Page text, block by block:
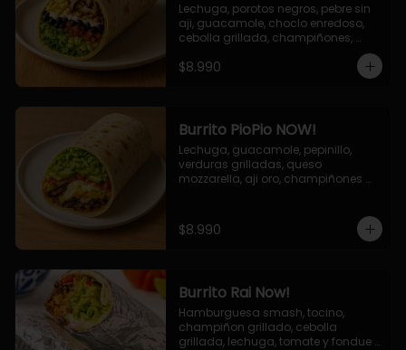
Lechuga, porotos negros, pebre sin
aji, guacamole, choclo enredoso,
cebolla grillada, champiñones,
$8.990
Burrito PioPio NOW!
Lechuga, guacamole, pepinillo,
verduras grilladas, queso
mozzarella, aji oro, champiñones
$8.990
Burrito Rai Now!
Hamburguesa smash, tocino,
champiñon grillado, cebolla
grillada, lechuga, tomate y fondue